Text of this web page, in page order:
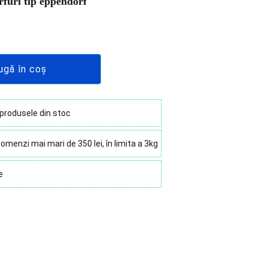
în coș
din stoc
mai mari de 350 lei, în limita a 3kg